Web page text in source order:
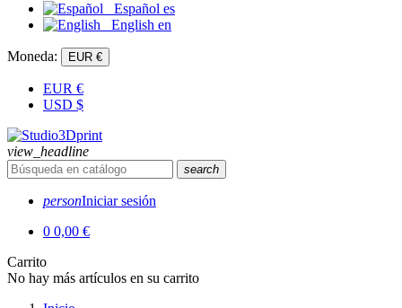
Español es
English en
Moneda: EUR €
EUR €
USD $
view_headline
search
personIniciar sesión
0 0,00 €
Carrito
No hay más artículos en su carrito